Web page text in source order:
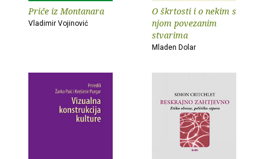
Priče iz Montanara
Vladimir Vojinović
O škrtosti i o nekim s
njom povezanim
stvarima
Mladen Dolar